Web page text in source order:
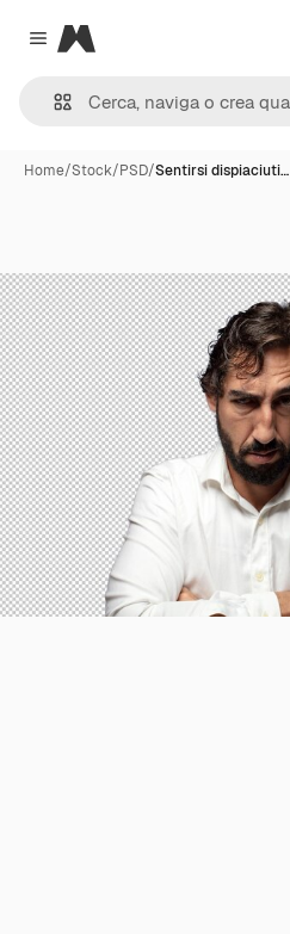
Close menu
Magnific
Home/Stock/PSD/Sentirsi dispiaciuti…